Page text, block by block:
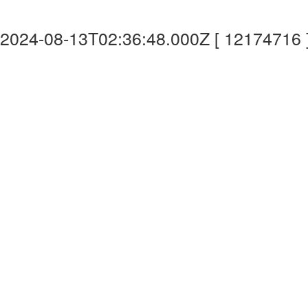
2024-08-13T02:36:48.000Z [ 12174716